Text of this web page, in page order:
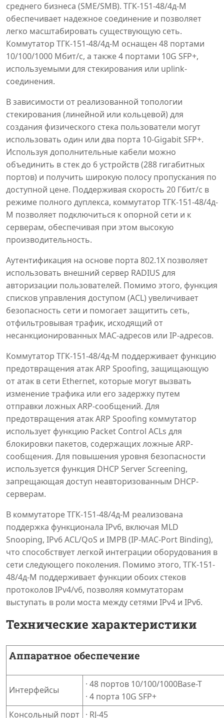
среднего бизнеса (SME/SMB). ТГК-151-48/4д-M
обеспечивает надежное соединение и позволяет
легко масштабировать существующую сеть.
Коммутатор ТГК-151-48/4д-М оснащен 48 портами
10/100/1000 Мбит/с, а также 4 портами 10G SFP+,
используемыми для стекирования или uplink-
соединения.
В зависимости от реализованной топологии
стекирования (линейной или кольцевой) для
создания физического стека пользователи могут
использовать один или два порта 10-Gigabit SFP+.
Используя дополнительные кабели можно
объединить в стек до 6 устройств (288 гигабитных
портов) и получить широкую полосу пропускания по
доступной цене. Поддерживая скорость 20 Гбит/с в
режиме полного дуплекса, коммутатор ТГК-151-48/4д-
М позволяет подключиться к опорной сети и к
серверам, обеспечивая при этом высокую
производительность.
Аутентификация на основе порта 802.1X позволяет
использовать внешний сервер RADIUS для
авторизации пользователей. Помимо этого, функция
списков управления доступом (ACL) увеличивает
безопасность сети и помогает защитить сеть,
отфильтровывая трафик, исходящий от
несанкционированных MAC-адресов или IP-адресов.
Коммутатор ТГК-151-48/4д-М поддерживает функцию
предотвращения атак ARP Spoofing, защищающую
от атак в сети Ethernet, которые могут вызвать
изменение трафика или его задержку путем
отправки ложных ARP-сообщений. Для
предотвращения атак ARP Spoofing коммутатор
использует функцию Packet Control ACLs для
блокировки пакетов, содержащих ложные ARP-
сообщения. Для повышения уровня безопасности
используется функция DHCP Server Screening,
запрещающая доступ неавторизованным DHCP-
серверам.
В коммутаторе ТГК-151-48/4д-М реализована
поддержка функционала IPv6, включая MLD
Snooping, IPv6 ACL/QoS и IMPB (IP-MAC-Port Binding),
что способствует легкой интеграции оборудования в
сети следующего поколения. Помимо этого, ТГК-151-
48/4д-М поддерживает функции обоих стеков
протоколов IPv4/v6, позволяя коммутаторам
выступать в роли моста между сетями IPv4 и IPv6.
Технические характеристики
Аппаратное обеспечение
Интерфейсы
· 48 портов 10/100/1000Base-T
· 4 порта 10G SFP+
Консольный порт · RJ-45